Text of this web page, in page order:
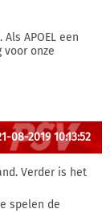
APOEL een
onze
08-2019 10:13:52
Verder is het
spelen de